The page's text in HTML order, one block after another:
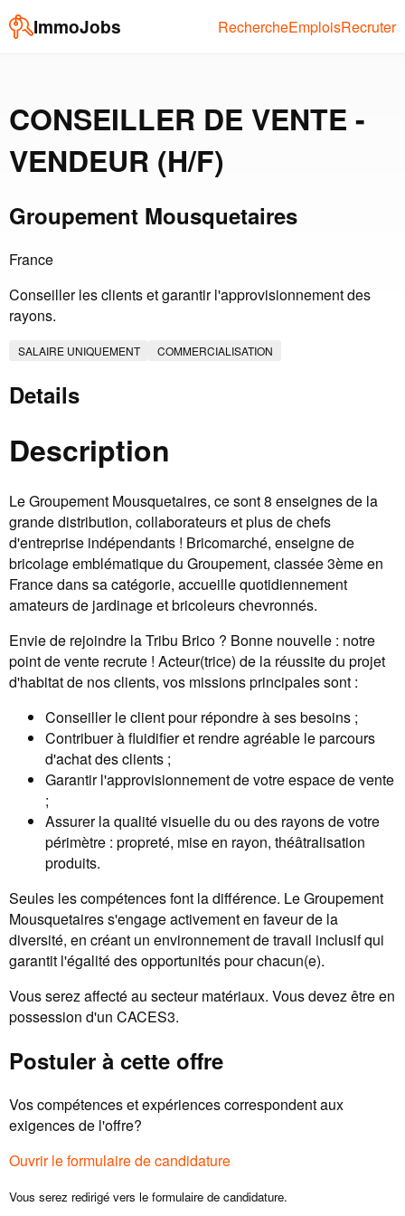
ImmoJobs RechercheEmploisRecruter
CONSEILLER DE VENTE -
VENDEUR (H/F)
Groupement Mousquetaires
France
Conseiller les clients et garantir l'approvisionnement des
rayons.
SALAIRE UNIQUEMENT COMMERCIALISATION
Details
Description
Le Groupement Mousquetaires, ce sont 8 enseignes de la
grande distribution, collaborateurs et plus de chefs
d'entreprise indépendants ! Bricomarché, enseigne de
bricolage emblématique du Groupement, classée 3ème en
France dans sa catégorie, accueille quotidiennement
amateurs de jardinage et bricoleurs chevronnés.
Envie de rejoindre la Tribu Brico ? Bonne nouvelle : notre
point de vente recrute ! Acteur(trice) de la réussite du projet
d'habitat de nos clients, vos missions principales sont :
Conseiller le client pour répondre à ses besoins ;
Contribuer à fluidifier et rendre agréable le parcours
d'achat des clients ;
Garantir l'approvisionnement de votre espace de vente
;
Assurer la qualité visuelle du ou des rayons de votre
périmètre : propreté, mise en rayon, théâtralisation
produits.
Seules les compétences font la différence. Le Groupement
Mousquetaires s'engage activement en faveur de la
diversité, en créant un environnement de travail inclusif qui
garantit l'égalité des opportunités pour chacun(e).
Vous serez affecté au secteur matériaux. Vous devez être en
possession d'un CACES3.
Postuler à cette offre
Vos compétences et expériences correspondent aux
exigences de l'offre?
Ouvrir le formulaire de candidature
Vous serez redirigé vers le formulaire de candidature.